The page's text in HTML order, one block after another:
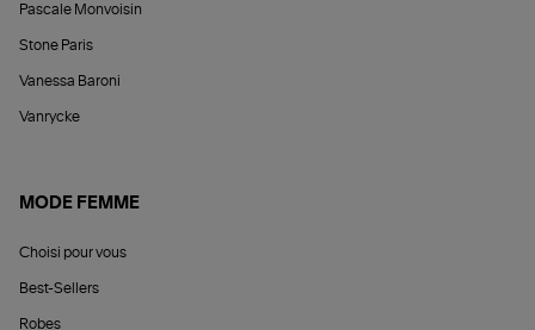
Pascale Monvoisin
Stone Paris
Vanessa Baroni
Vanrycke
MODE FEMME
Choisi pour vous
Best-Sellers
Robes